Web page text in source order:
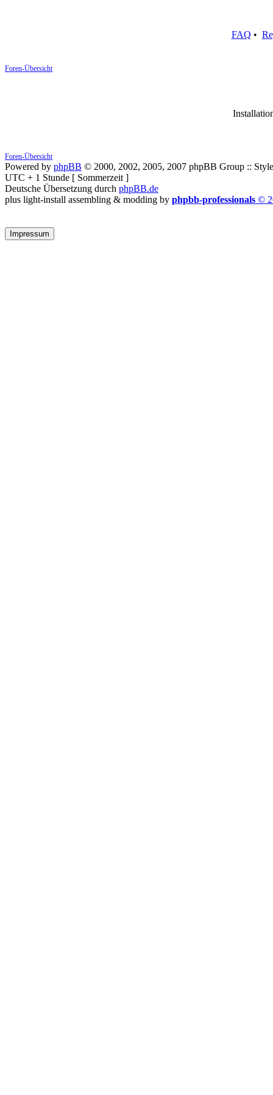
FAQ •
Foren-Übersicht
Foren-Übersicht
Powered by phpBB © 2000, 2002, 2005, 2007 phpBB Group ::
UTC + 1 Stunde [ Sommerzeit ]
Deutsche Übersetzung durch phpBB.de
plus light-install assembling & modding by phpbb-professionals ©